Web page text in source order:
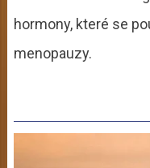
hormony, které se
menopauzy.